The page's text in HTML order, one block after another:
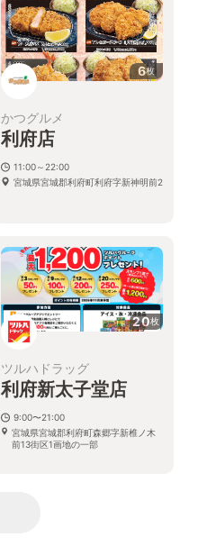
6枚
かつグルメ
利府店
11:00～22:00
宮城県宮城郡利府町利府字新神明前2
20枚
ツルハドラッグ
利府新太子堂店
9:00〜21:00
宮城県宮城郡利府町森郷字新椎ノ木
前13街区1画地の一部